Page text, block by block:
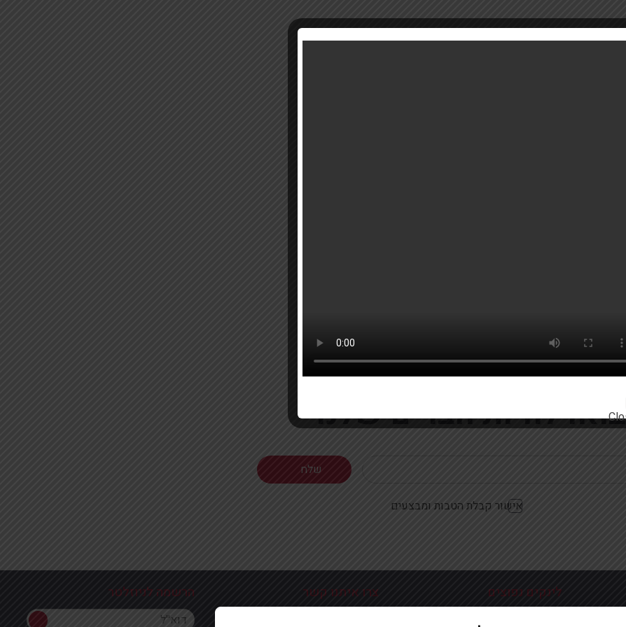
רוצים להתעדכן ראשונים על מבצעים והטבות?
בואו להיות חברים שלנו
אישור קבלת הטבות ומבצעים
לינקים נפוצים צרו איתנו קשר הרשמה לניוזלטר
הרשמה לניוזלטר